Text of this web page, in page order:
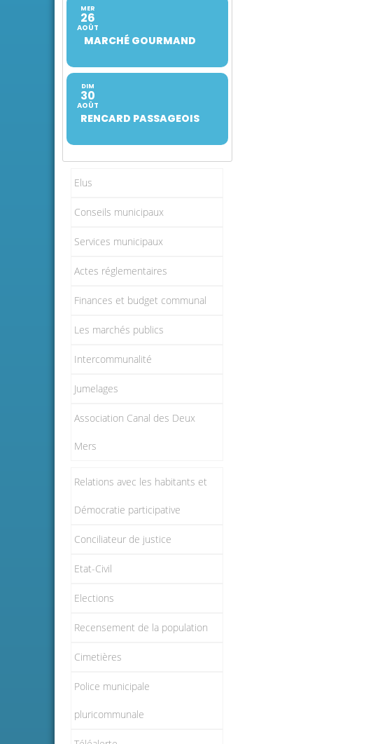
MER
26
AOÛT
MARCHÉ GOURMAND
DIM
30
AOÛT
RENCARD PASSAGEOIS
Elus
Conseils municipaux
Services municipaux
Actes réglementaires
Finances et budget communal
Les marchés publics
Intercommunalité
Jumelages
Association Canal des Deux
Mers
Relations avec les habitants et
Démocratie participative
Conciliateur de justice
Etat-Civil
Elections
Recensement de la population
Cimetières
Police municipale
pluricommunale